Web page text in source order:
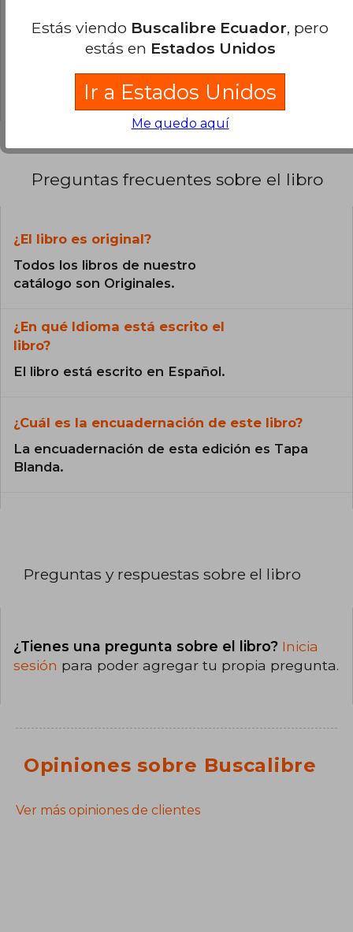
0% (0)
0% (0)
Preguntas frecuentes sobre el libro
¿El libro es original?
Todos los libros de nuestro
catálogo son Originales.
¿En qué Idioma está escrito el
libro?
El libro está escrito en Español.
¿Cuál es la encuadernación de este libro?
La encuadernación de esta edición es Tapa
Blanda.
Preguntas y respuestas sobre el libro
¿Tienes una pregunta sobre el libro? Inicia
sesión para poder agregar tu propia pregunta.
Opiniones sobre Buscalibre
Ver más opiniones de clientes
Estás viendo Buscalibre Ecuador, pero
estás en Estados Unidos
Ir a Estados Unidos
Me quedo aquí